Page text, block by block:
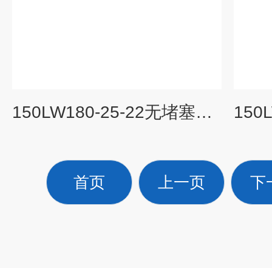
150LW180-25-22无堵塞立式排污泵
首页 上一页 下